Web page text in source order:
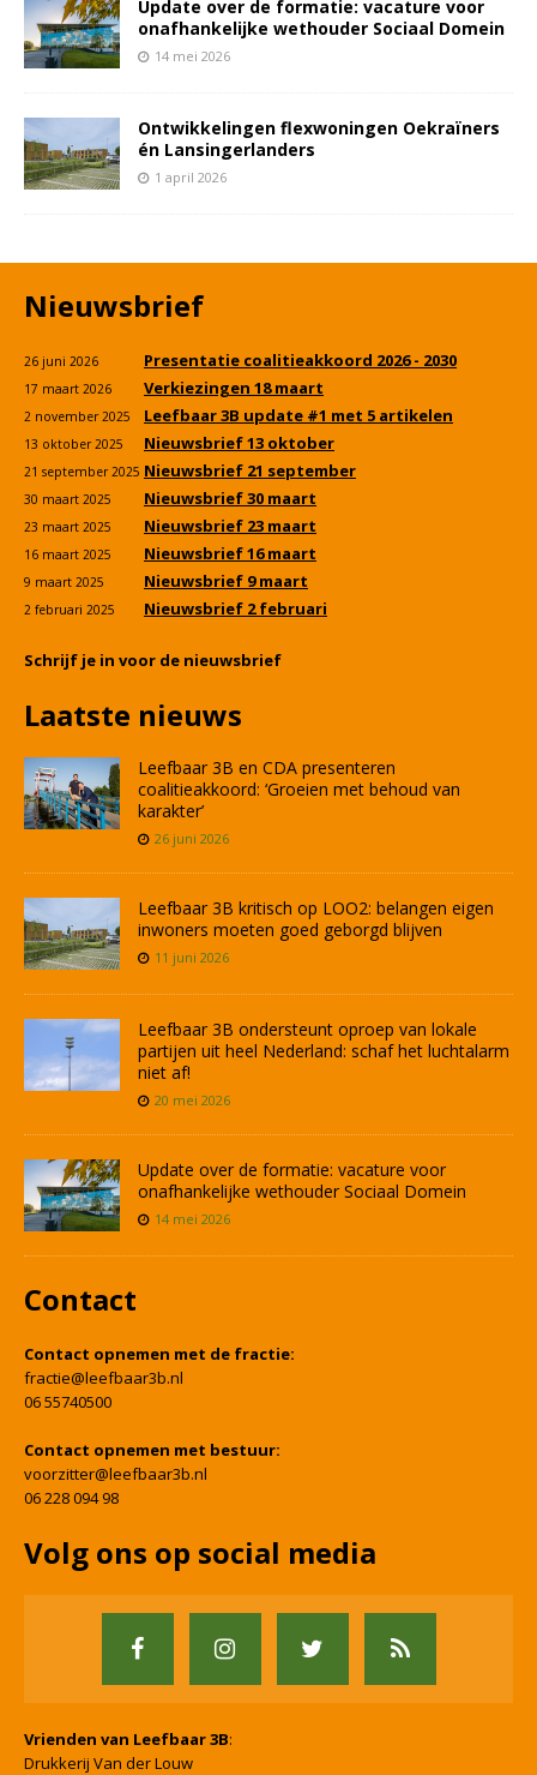
Update over de formatie: vacature voor
onafhankelijke wethouder Sociaal Domein
14 mei 2026
Ontwikkelingen flexwoningen Oekraïners
én Lansingerlanders
1 april 2026
Nieuwsbrief
26 juni 2026 Presentatie coalitieakkoord 2026 - 2030
17 maart 2026 Verkiezingen 18 maart
2 november 2025 Leefbaar 3B update #1 met 5 artikelen
13 oktober 2025 Nieuwsbrief 13 oktober
21 september 2025 Nieuwsbrief 21 september
30 maart 2025 Nieuwsbrief 30 maart
23 maart 2025 Nieuwsbrief 23 maart
16 maart 2025 Nieuwsbrief 16 maart
9 maart 2025 Nieuwsbrief 9 maart
2 februari 2025 Nieuwsbrief 2 februari
Schrijf je in voor de nieuwsbrief
Laatste nieuws
Leefbaar 3B en CDA presenteren
coalitieakkoord: ‘Groeien met behoud van
karakter’
26 juni 2026
Leefbaar 3B kritisch op LOO2: belangen eigen
inwoners moeten goed geborgd blijven
11 juni 2026
Leefbaar 3B ondersteunt oproep van lokale
partijen uit heel Nederland: schaf het luchtalarm
niet af!
20 mei 2026
Update over de formatie: vacature voor
onafhankelijke wethouder Sociaal Domein
14 mei 2026
Contact
Contact opnemen met de fractie:
fractie@leefbaar3b.nl
06 55740500
Contact opnemen met bestuur:
voorzitter@leefbaar3b.nl
06 228 094 98
Volg ons op social media
Vrienden van Leefbaar 3B:
Drukkerij Van der Louw